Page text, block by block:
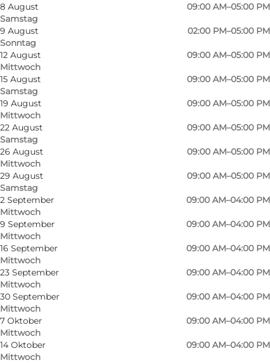
8 August
Samstag
09:00 AM–05:00 PM
9 August
Sonntag
02:00 PM–05:00 PM
12 August
Mittwoch
09:00 AM–05:00 PM
15 August
Samstag
09:00 AM–05:00 PM
19 August
Mittwoch
09:00 AM–05:00 PM
22 August
Samstag
09:00 AM–05:00 PM
26 August
Mittwoch
09:00 AM–05:00 PM
29 August
Samstag
09:00 AM–05:00 PM
2 September
Mittwoch
09:00 AM–04:00 PM
9 September
Mittwoch
09:00 AM–04:00 PM
16 September
Mittwoch
09:00 AM–04:00 PM
23 September
Mittwoch
09:00 AM–04:00 PM
30 September
Mittwoch
09:00 AM–04:00 PM
7 Oktober
Mittwoch
09:00 AM–04:00 PM
14 Oktober
Mittwoch
09:00 AM–04:00 PM
Foto: Havnbjerg Mølle Museum Foto: